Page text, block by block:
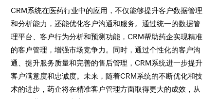
CRM系统在医药行业中的应用，不仅能够提升客户数据管理
和分析能力，还能优化客户沟通和服务。通过统一的数据管
理平台、客户行为分析和预测功能，CRM帮助药企实现精准
的客户管理，增强市场竞争力。同时，通过个性化的客户沟
通、提升服务质量和完善的售后管理，CRM系统进一步提升
客户满意度和忠诚度。未来，随着CRM系统的不断优化和技
术的进步，药企将在精准客户管理方面取得更大的成效，从